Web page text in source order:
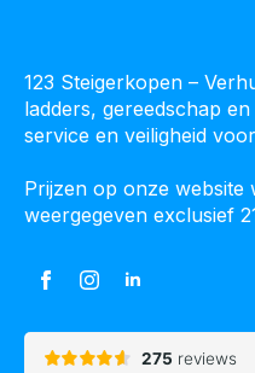
123 Steigerkopen –
ladders, gereedschap
service en veiligheid
Prijzen op onze website
weergegeven exclusief